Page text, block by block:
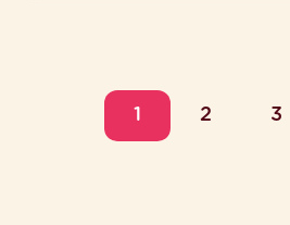
1 2 3